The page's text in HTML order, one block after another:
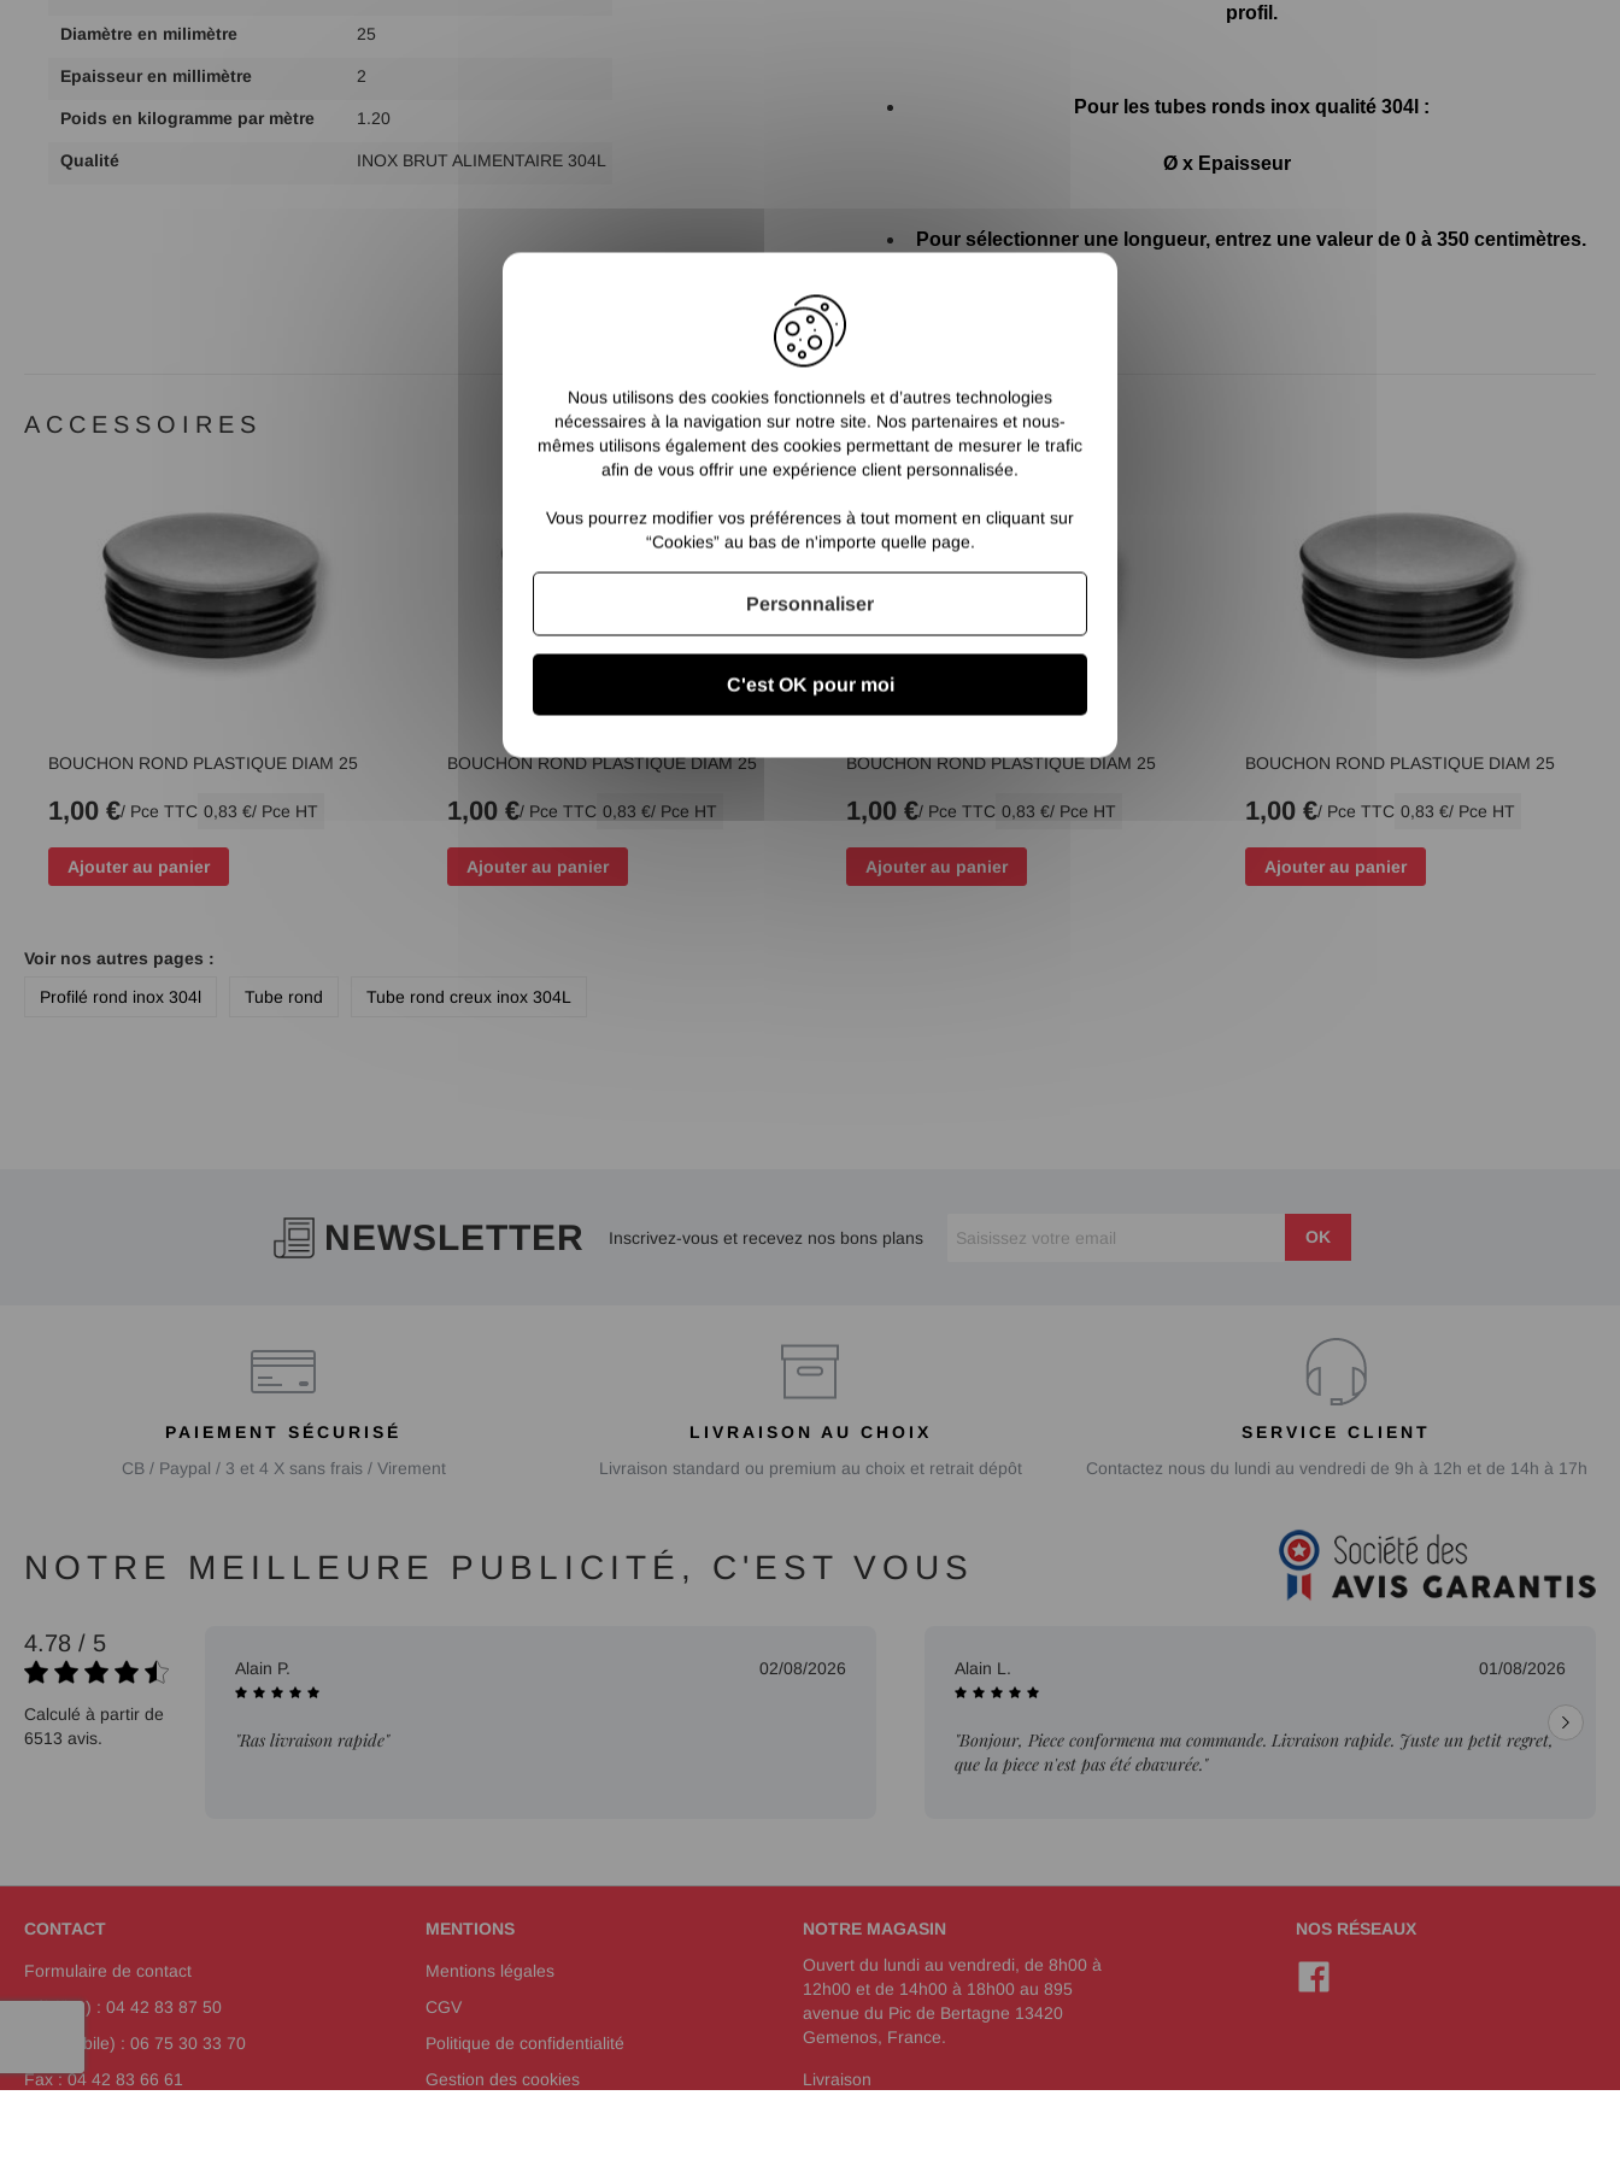
Diamètre en milimètre 25
Epaisseur en millimètre 2
Poids en kilogramme par mètre 1.20
Qualité INOX BRUT ALIMENTAIRE 304L
profil.
Pour les tubes ronds inox qualité 304l :
Ø x Epaisseur
Pour sélectionner une longueur, entrez une valeur de 0 à 350 centimètres.
ACCESSOIRES
BOUCHON ROND PLASTIQUE DIAM 25
1,00 €/ Pce TTC 0,83 €/ Pce HT
Ajouter au panier
BOUCHON ROND PLASTIQUE DIAM 25
1,00 €/ Pce TTC 0,83 €/ Pce HT
Ajouter au panier
BOUCHON ROND PLASTIQUE DIAM 25
1,00 €/ Pce TTC 0,83 €/ Pce HT
Ajouter au panier
BOUCHON ROND PLASTIQUE DIAM 25
1,00 €/ Pce TTC 0,83 €/ Pce HT
Ajouter au panier
Voir nos autres pages :
Profilé rond inox 304l
Tube rond Tube rond creux inox 304L
NEWSLETTER Inscrivez-vous et recevez nos bons plans OK
PAIEMENT SÉCURISÉ
CB / Paypal / 3 et 4 X sans frais / Virement
LIVRAISON AU CHOIX
Livraison standard ou premium au choix et retrait dépôt
SERVICE CLIENT
Contactez nous du lundi au vendredi de 9h à 12h et de 14h à 17h
NOTRE MEILLEURE PUBLICITÉ, C'EST VOUS
4.78 / 5
Calculé à partir de
6513 avis.
02/08/2026 Alain P. 02/08/2026
"Ras livraison rapide"
Alain L. 01/08/2026
"Bonjour, Piece conformena ma commande. Livraison rapide. Juste un petit regret,
que la piece n'est pas été ebavurée."
CONTACT
Formulaire de contact
Tél (fixe) : 04 42 83 87 50
Tél (mobile) : 06 75 30 33 70
Fax : 04 42 83 66 61
MENTIONS
Mentions légales
CGV
Politique de confidentialité
Gestion des cookies
NOTRE MAGASIN
Ouvert du lundi au vendredi, de 8h00 à
12h00 et de 14h00 à 18h00 au 895
avenue du Pic de Bertagne 13420
Gemenos, France.
Livraison
NOS RÉSEAUX
Nous utilisons des cookies fonctionnels et d’autres technologies
nécessaires à la navigation sur notre site. Nos partenaires et nous-
mêmes utilisons également des cookies permettant de mesurer le trafic
afin de vous offrir une expérience client personnalisée.
Vous pourrez modifier vos préférences à tout moment en cliquant sur
“Cookies” au bas de n'importe quelle page.
C'est OK pour moi
Personnaliser